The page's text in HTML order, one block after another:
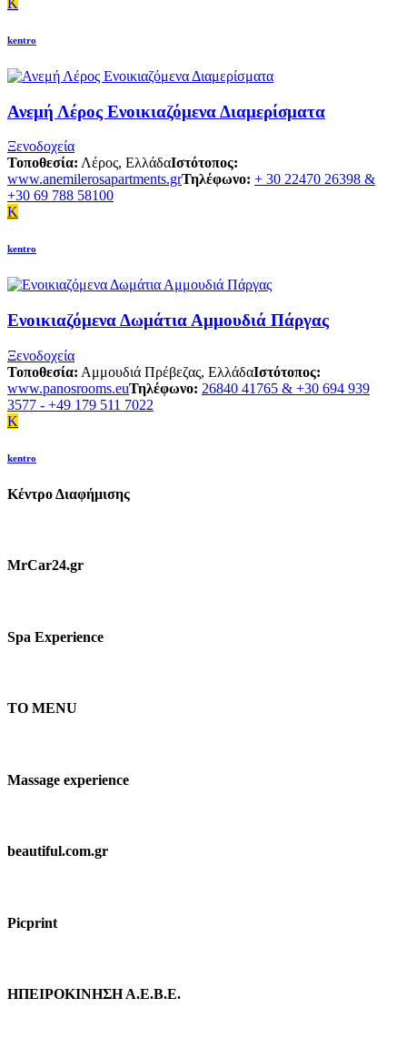
kentro
Ανεμή Λέρος Ενοικιαζόμενα Διαμερίσματα
Ξενοδοχεία
Τοποθεσία: Λέρος, ΕλλάδαΙστότοπος:
www.anemilerosapartments.grΤηλέφωνο: + 30 22470 26398 &
+30 69 788 58100
K
kentro
Ενοικιαζόμενα Δωμάτια Αμμουδιά Πάργας
Ξενοδοχεία
Τοποθεσία: Αμμουδιά Πρέβεζας, ΕλλάδαΙστότοπος:
www.panosrooms.euΤηλέφωνο: 26840 41765 & +30 694 939
3577 - +49 179 511 7022
K
kentro
Κέντρο Διαφήμισης
MrCar24.gr
Spa Experience
TO MENU
Massage experience
beautiful.com.gr
Picprint
ΗΠΕΙΡΟΚΙΝΗΣΗ Α.Ε.Β.Ε.